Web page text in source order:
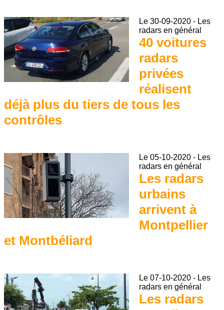
Le 30-09-2020 - Les
radars en général
40 voitures
radars
privées
réalisent
déjà plus du tiers de tous les
contrôles
Le 05-10-2020 - Les
radars en général
Les radars
urbains
arrivent à
Montpellier
et Montbéliard
Le 07-10-2020 - Les
radars en général
Les radars